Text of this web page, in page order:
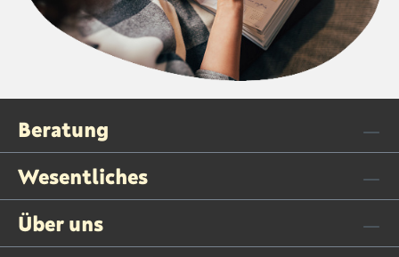
Beratung
Wesentliches
Über uns